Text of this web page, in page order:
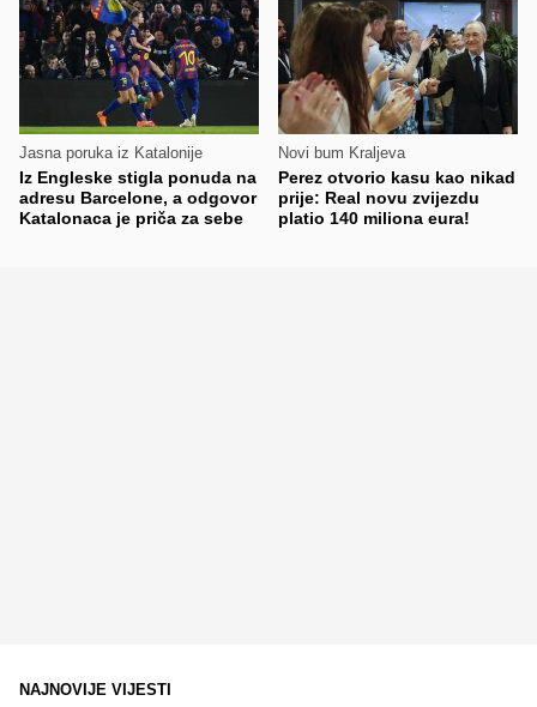
Jasna poruka iz Katalonije
Iz Engleske stigla ponuda na
adresu Barcelone, a odgovor
Katalonaca je priča za sebe
Novi bum Kraljeva
Perez otvorio kasu kao nikad
prije: Real novu zvijezdu
platio 140 miliona eura!
NAJNOVIJE VIJESTI